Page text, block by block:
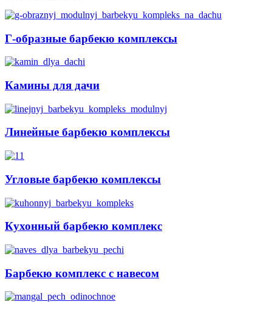
Г-образные барбекю комплексы
Камины для дачи
Линейные барбекю комплексы
Угловые барбекю комплексы
Кухонный барбекю комплекс
Барбекю комплекс с навесом